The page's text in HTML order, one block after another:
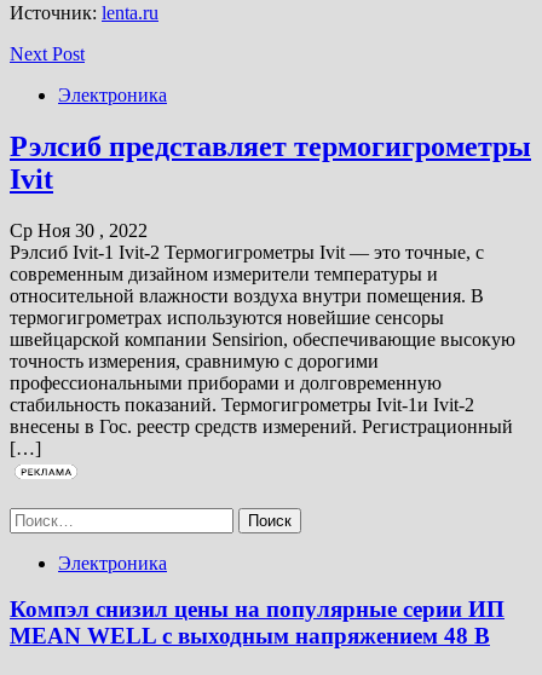
Источник: lenta.ru
Next Post
Электроника
Рэлсиб представляет термогигрометры
Ivit
Ср Ноя 30 , 2022
Рэлсиб Ivit-1 Ivit-2 Термогигрометры Ivit — это точные, с
современным дизайном измерители температуры и
относительной влажности воздуха внутри помещения. В
термогигрометрах используются новейшие сенсоры
швейцарской компании Sensirion, обеспечивающие высокую
точность измерения, сравнимую с дорогими
профессиональными приборами и долговременную
стабильность показаний. Термогигрометры Ivit-1и Ivit-2
внесены в Гос. реестр средств измерений. Регистрационный
[…]
Найти:
Электроника
Компэл снизил цены на популярные серии ИП
MEAN WELL с выходным напряжением 48 В